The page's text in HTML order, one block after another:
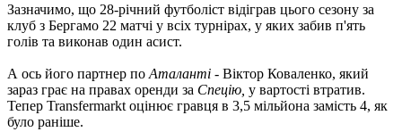
Зазначимо, що 28-річний футболіст відіграв цього сезону за
клуб з Бергамо 22 матчі у всіх турнірах, у яких забив п'ять
голів та виконав один асист.
А ось його партнер по Аталанті - Віктор Коваленко, який
зараз грає на правах оренди за Спецію, у вартості втратив.
Тепер Transfermarkt оцінює гравця в 3,5 мільйона замість 4, як
було раніше.